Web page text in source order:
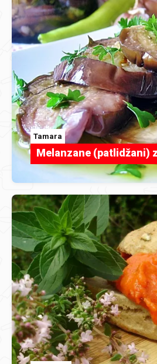
Tamara
Melanzane (patlidžani)